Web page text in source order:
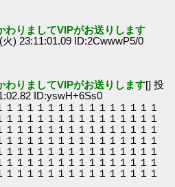
わりましてVIPがお送りします
) 23:11:01.09 ID:2CwwwP5/0
わりましてVIPがお送りします[] 投
ID:yswH+6Ss0
１１１１１１１１１１１１１１１
１１１１１１１１１１１１１１１
１１１１１１１１１１１１１１１
１１１１１１１１１１１１１１１
１１１１１１１１１１１１１１１
１１１１１１１１１１１１１１１
１１１１１１１１１１１１１１１